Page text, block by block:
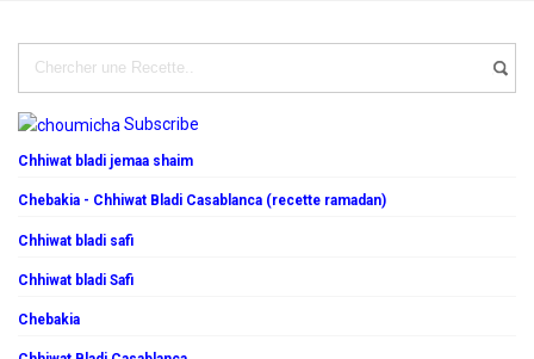
Subscribe
Chhiwat bladi jemaa shaim
Chebakia - Chhiwat Bladi Casablanca (recette ramadan)
Chhiwat bladi safi
Chhiwat bladi Safi
Chebakia